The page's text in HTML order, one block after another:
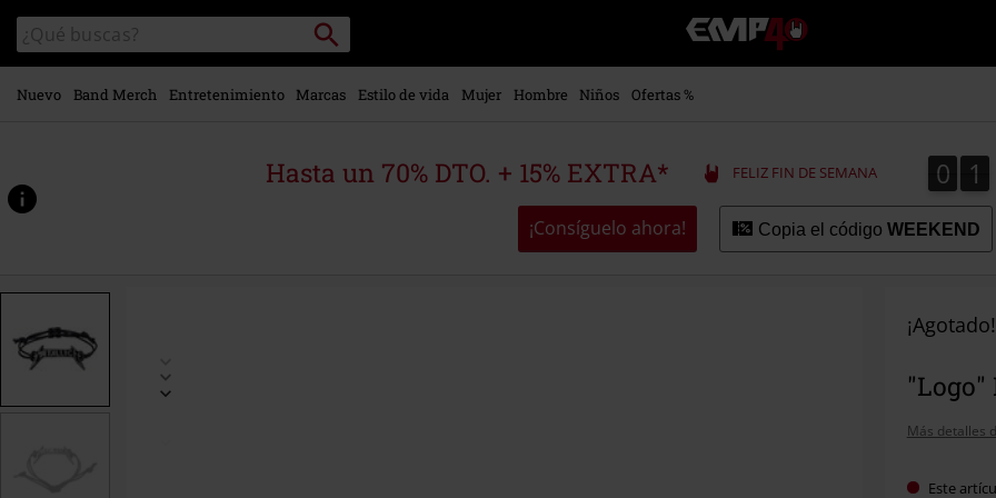
contenido
principal
Buscar
en
el
catálogo
Buscar
EMP
-
Música,
Merch
Ropa
Alternativa
Nuevo Band Merch Entretenimiento Marcas Estilo de vida Mujer Hombre Niños Ofertas %
Hasta un 70% DTO. + 15% EXTRA* FELIZ FIN DE SEMANA 0
0 1
1
¡Consíguelo ahora! Copia el código WEEKEND
www.emp-
¡Agotado!
"Logo"
Más detalles
Este